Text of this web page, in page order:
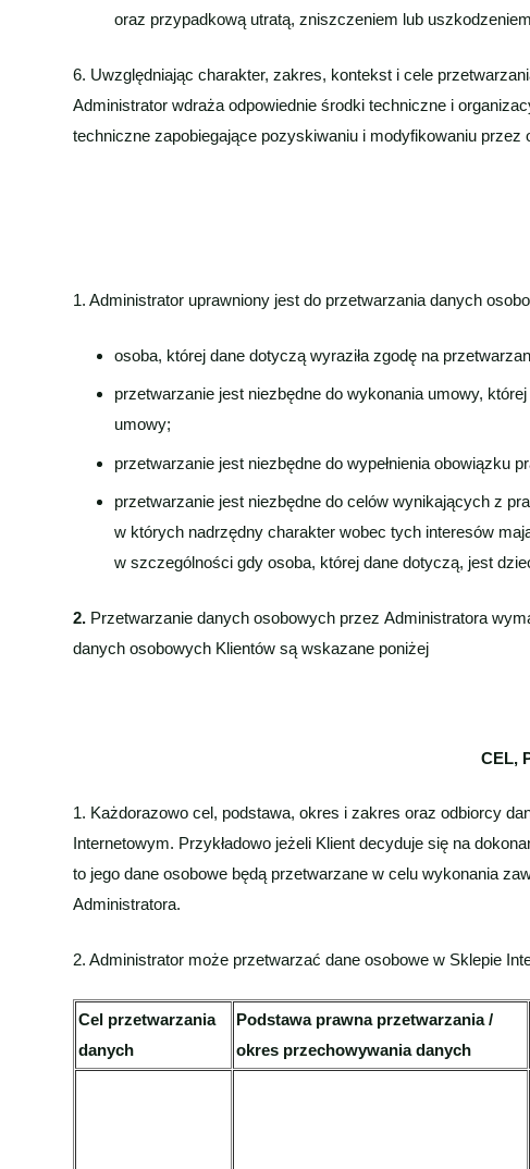
oraz przypadkową utratą, zniszczeniem lub
6. Uwzględniając charakter, zakres, kontekst i cele
Administrator wdraża odpowiednie środki techniczne i
techniczne zapobiegające pozyskiwaniu i modyfikowaniu
1. Administrator uprawniony jest do przetwarzania danych
osoba, której dane dotyczą wyraziła zgodę na
przetwarzanie jest niezbędne do wykonania umowy,
umowy;
przetwarzanie jest niezbędne do wypełnienia obowiązku
przetwarzanie jest niezbędne do celów wynikających z
w których nadrzędny charakter wobec tych interesów
w szczególności gdy osoba, której dane dotyczą, jest
2. Przetwarzanie danych osobowych przez Administratora
danych osobowych Klientów są wskazane poniżej
CEL,
1. Każdorazowo cel, podstawa, okres i zakres oraz odbiorcy
Internetowym. Przykładowo jeżeli Klient decyduje się na
to jego dane osobowe będą przetwarzane w celu wykonania
Administratora.
2. Administrator może przetwarzać dane osobowe w Sklepie
Cel przetwarzania
danych
Podstawa prawna przetwarzania /
okres przechowywania danych